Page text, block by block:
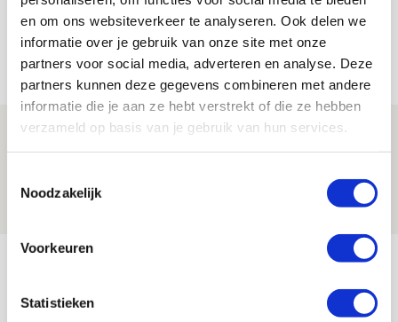
en om ons websiteverkeer te analyseren. Ook delen we
informatie over je gebruik van onze site met onze
partners voor social media, adverteren en analyse. Deze
partners kunnen deze gegevens combineren met andere
informatie die je aan ze hebt verstrekt of die ze hebben
verzameld op basis van je gebruik van hun services.
Noodzakelijk
Voorkeuren
Statistieken
Net binnen //
Brandt: ‘Ajax en Cruijff bleven door
mijn hoofd spoken’
07 AUGUSTUS 2026 - 20:02
aanwinsten